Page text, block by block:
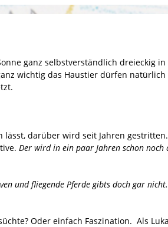
ganz selbstverständlich dreieckig in
wichtig das Haustier dürfen
darüber wird seit Jahren
Der wird in ein paar Jahren schon noch
und fliegende Pferde gibts doch gar
Oder einfach Faszination. Als